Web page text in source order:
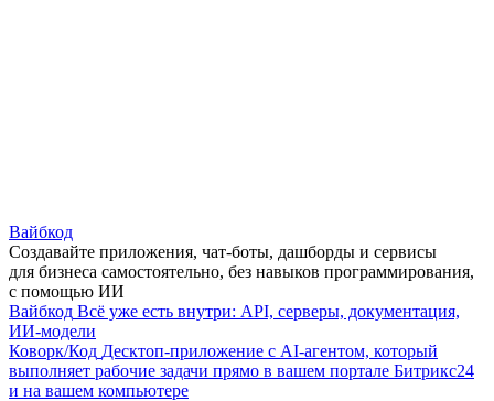
Вайбкод
Создавайте приложения, чат-боты, дашборды и сервисы
для бизнеса самостоятельно, без навыков программирования,
с помощью ИИ
Вайбкод Всё уже есть внутри: API, серверы, документация,
ИИ-модели
Коворк/Код Десктоп-приложение с AI-агентом, который
выполняет рабочие задачи прямо в вашем портале Битрикс24
и на вашем компьютере